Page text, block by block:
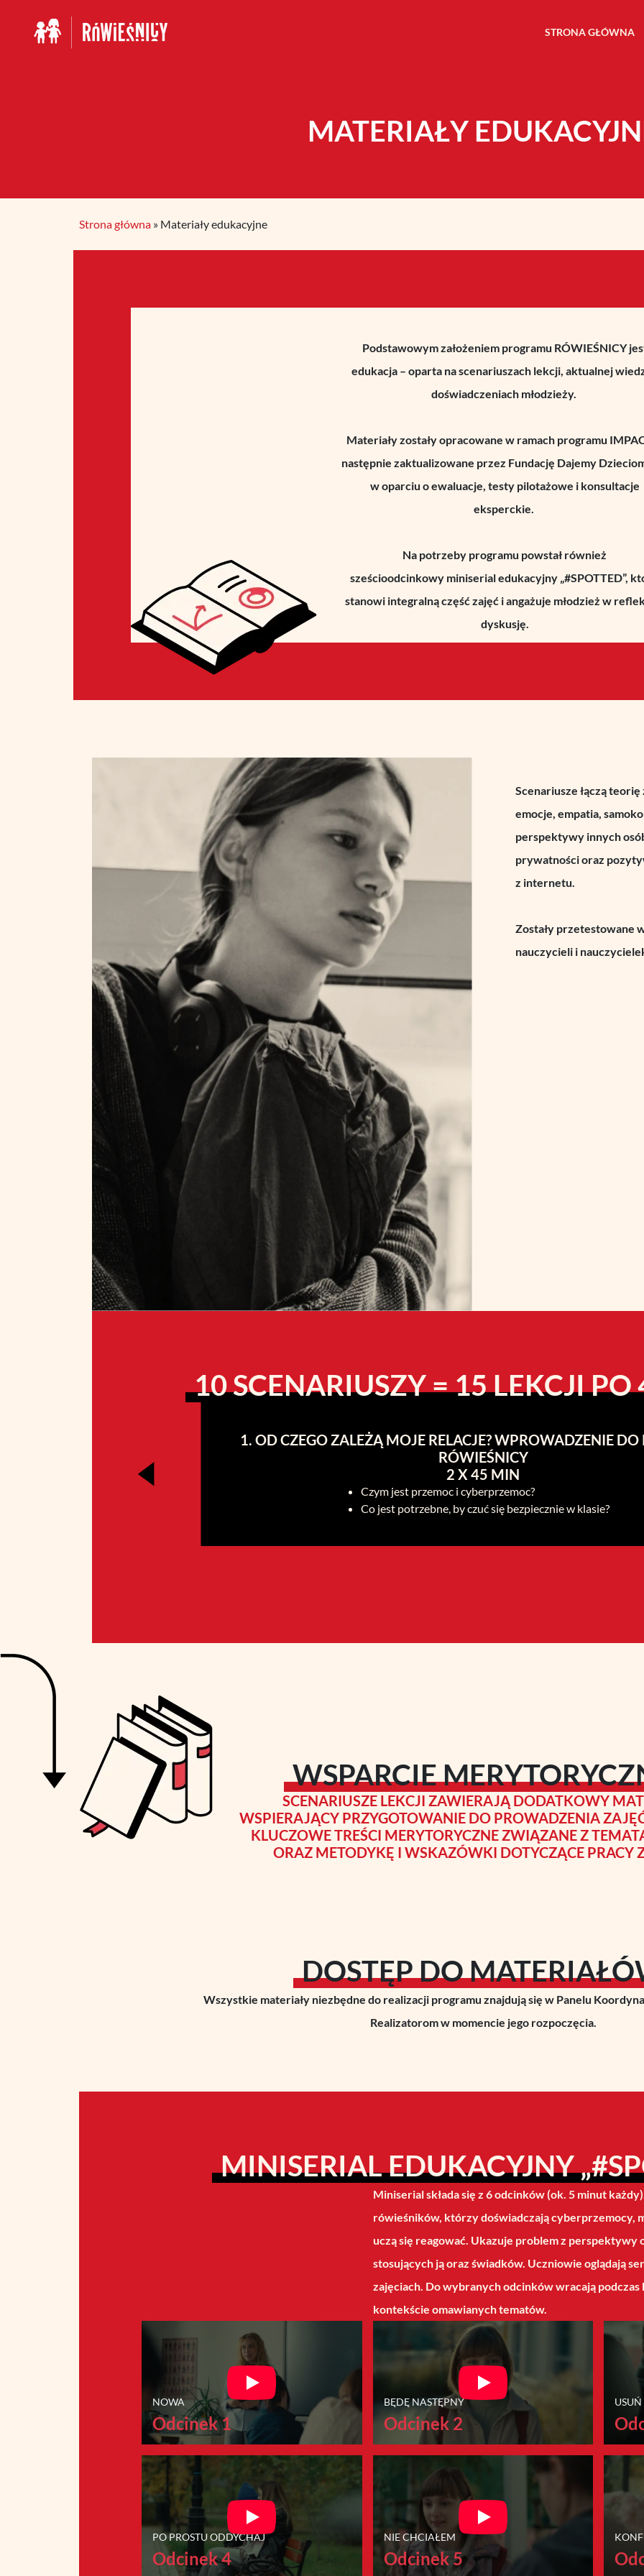
STRONA GŁÓWNA
MATERIAŁY
Strona główna» Materiały edukacyjne
Podstawowym założeniem programu RÓWIEŚNICY
edukacja – oparta na scenariuszach lekcji, aktualnej
doświadczeniach młodzieży.
Materiały zostały opracowane w ramach programu
następnie zaktualizowane przez Fundację Dajemy
w oparciu o ewaluacje, testy pilotażowe i konsultacje
eksperckie.
Na potrzeby programu powstał również
sześcioodcinkowy miniserialedukacyjny „#SPOTTED”,
stanowi integralną część zajęć i angażuje młodzież w
dyskusję.
Scenariusze łączą
emocje, empatia,
perspektywy innych
prywatności oraz
z internetu.
Zostały przetestowane
nauczycieli i
10 SCENARIUSZY = 15 LEKCJI
1. OD CZEGO ZALEŻĄ MOJE RELACJE? WPROWADZENIE
RÓWIEŚNICY
2 X 45 MIN
Czym jest przemoc i cyberprzemoc?
Co jest potrzebne, by czuć się bezpiecznie w klasie?
WSPARCIE
SCENARIUSZE LEKCJI ZAWIERAJĄ DODATKOWY
WSPIERAJĄCY PRZYGOTOWANIE DO PROWADZENIA
KLUCZOWE TREŚCI MERYTORYCZNE ZWIĄZANE Z
ORAZ METODYKĘ I WSKAZÓWKI DOTYCZĄCE PRACY
DOSTĘP DO
Wszystkie materiały niezbędne do realizacji programu znajdują się w Panelu
Realizatorom w momencie jego rozpoczęcia.
MINISERIAL EDUKACYJNY
Miniserial składa się z 6 odcinków (ok. 5 minut
rówieśników, którzy doświadczają cyberprzemocy,
uczą się reagować. Ukazuje problem z perspektywy
stosujących ją oraz świadków. Uczniowie oglądają
zajęciach. Do wybranych odcinków wracają
kontekście omawianych tematów.
NOWA
Odcinek 1
BĘDĘ NASTĘPNY
Odcinek 2
USUŃ
PO PROSTU ODDYCHAJ
Odcinek 4
NIE CHCIAŁEM
Odcinek 5